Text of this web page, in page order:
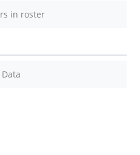
in roster